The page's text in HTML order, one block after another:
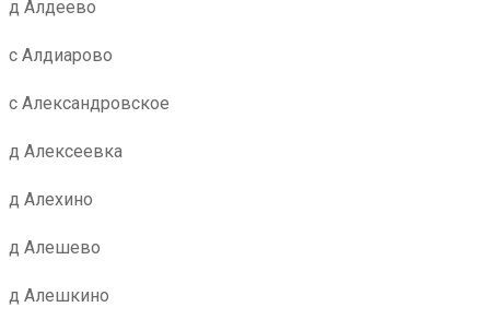
д Алдеево
с Алдиарово
с Александровское
д Алексеевка
д Алехино
д Алешево
д Алешкино